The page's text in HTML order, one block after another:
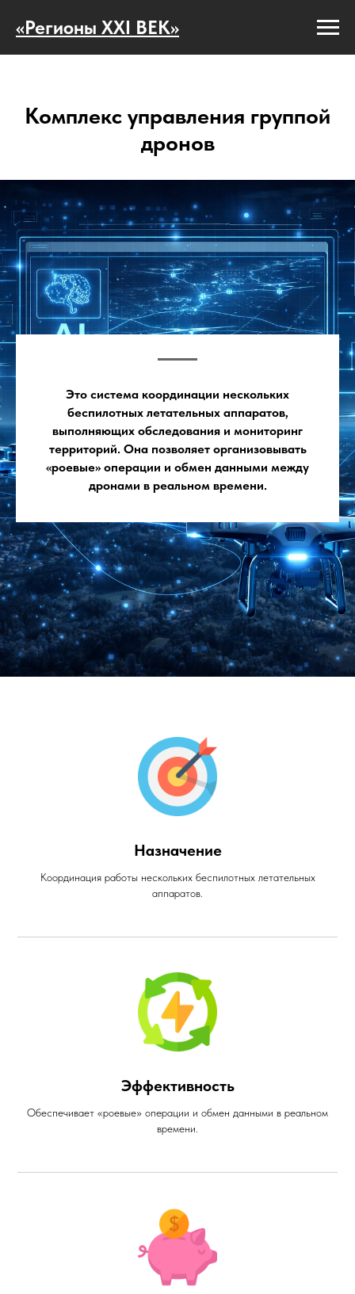
«Регионы XXI ВЕК»
Комплекс управления группой
дронов
Это система координации нескольких
беспилотных летательных аппаратов,
выполняющих обследования и мониторинг
территорий. Она позволяет организовывать
«роевые» операции и обмен данными между
дронами в реальном времени.
Назначение
Координация работы нескольких беспилотных летательных
аппаратов.
Эффективность
Обеспечивает «роевые» операции и обмен данными в реальном
времени.